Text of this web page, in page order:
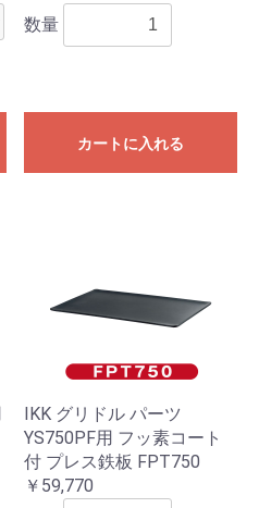
数量
カートに入れる
IKK グリドル パーツ
YS750PF用 フッ素コート
付 プレス鉄板 FPT750
￥59,770